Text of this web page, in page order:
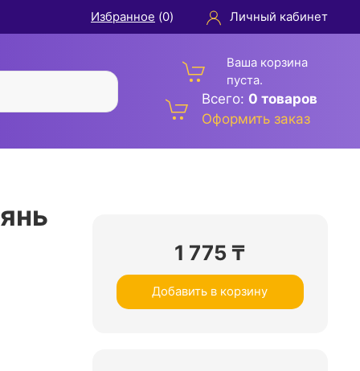
Избранное (0) Личный кабинет
Ваша корзина
пуста.
Всего: 0 товаров
Оформить заказ
1 775 ₸
Добавить в корзину